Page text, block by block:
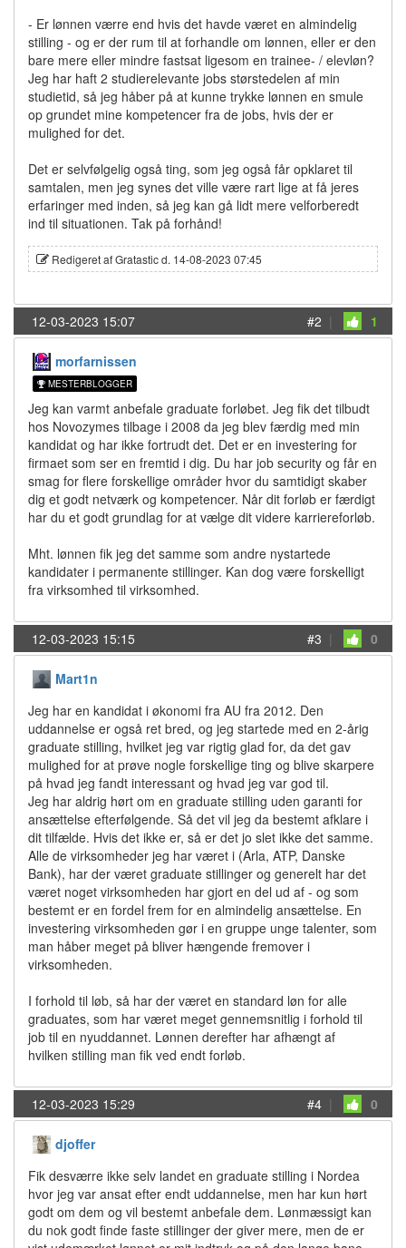
- Er lønnen værre end hvis det havde været en almindelig
stilling - og er der rum til at forhandle om lønnen, eller er den
bare mere eller mindre fastsat ligesom en trainee- / elevløn?
Jeg har haft 2 studierelevante jobs størstedelen af min
studietid, så jeg håber på at kunne trykke lønnen en smule
op grundet mine kompetencer fra de jobs, hvis der er
mulighed for det.
Det er selvfølgelig også ting, som jeg også får opklaret til
samtalen, men jeg synes det ville være rart lige at få jeres
erfaringer med inden, så jeg kan gå lidt mere velforberedt
ind til situationen. Tak på forhånd!
Redigeret af Gratastic d. 14-08-2023 07:45
12-03-2023 15:07 #2 | 1
morfarnissen
MESTERBLOGGER
Jeg kan varmt anbefale graduate forløbet. Jeg fik det tilbudt
hos Novozymes tilbage i 2008 da jeg blev færdig med min
kandidat og har ikke fortrudt det. Det er en investering for
firmaet som ser en fremtid i dig. Du har job security og får en
smag for flere forskellige områder hvor du samtidigt skaber
dig et godt netværk og kompetencer. Når dit forløb er færdigt
har du et godt grundlag for at vælge dit videre karriereforløb.
Mht. lønnen fik jeg det samme som andre nystartede
kandidater i permanente stillinger. Kan dog være forskelligt
fra virksomhed til virksomhed.
12-03-2023 15:15 #3 | 0
Mart1n
Jeg har en kandidat i økonomi fra AU fra 2012. Den
uddannelse er også ret bred, og jeg startede med en 2-årig
graduate stilling, hvilket jeg var rigtig glad for, da det gav
mulighed for at prøve nogle forskellige ting og blive skarpere
på hvad jeg fandt interessant og hvad jeg var god til.
Jeg har aldrig hørt om en graduate stilling uden garanti for
ansættelse efterfølgende. Så det vil jeg da bestemt afklare i
dit tilfælde. Hvis det ikke er, så er det jo slet ikke det samme.
Alle de virksomheder jeg har været i (Arla, ATP, Danske
Bank), har der været graduate stillinger og generelt har det
været noget virksomheden har gjort en del ud af - og som
bestemt er en fordel frem for en almindelig ansættelse. En
investering virksomheden gør i en gruppe unge talenter, som
man håber meget på bliver hængende fremover i
virksomheden.
I forhold til løb, så har der været en standard løn for alle
graduates, som har været meget gennemsnitlig i forhold til
job til en nyuddannet. Lønnen derefter har afhængt af
hvilken stilling man fik ved endt forløb.
12-03-2023 15:29 #4 | 0
djoffer
Fik desværre ikke selv landet en graduate stilling i Nordea
hvor jeg var ansat efter endt uddannelse, men har kun hørt
godt om dem og vil bestemt anbefale dem. Lønmæssigt kan
du nok godt finde faste stillinger der giver mere, men de er